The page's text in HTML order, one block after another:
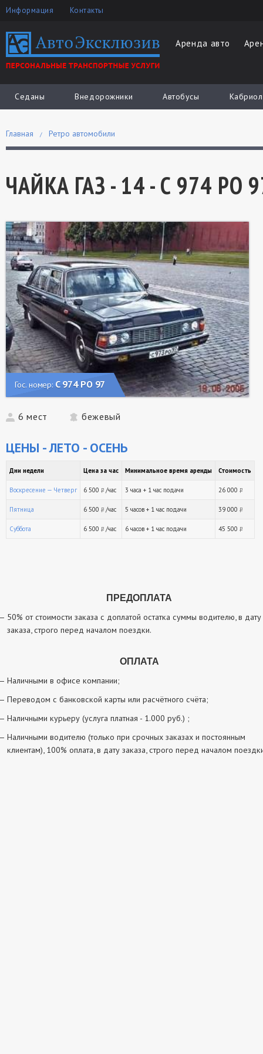
Информация Контакты
Аренда авто
Седаны Внедорожники Автобусы
Главная Ретро автомобили
ЧАЙКА ГАЗ - 14 - C 974 РО
Гос. номер: C 974 РО 97
6 мест бежевый
ЦЕНЫ - ЛЕТО - ОСЕНЬ
Дни недели Цена за час Минимальное время аренды Стоимость
Воскресение — Четверг 6 500 руб.
/час 3 часа + 1 час подачи 26 000
Пятница 6 500 руб.
/час 5 часов + 1 час подачи 39 000
Суббота 6 500 руб.
/час 6 часов + 1 час подачи 45 500
ПРЕДОПЛАТА
50% от стоимости заказа с доплатой остатка суммы водителю, в дату
заказа, строго перед началом поездки.
ОПЛАТА
Наличными в офисе компании;
Переводом с банковской карты или расчётного счёта;
Наличными курьеру (услуга платная - 1.000 руб.) ;
Наличными водителю (только при срочных заказах и постоянным
клиентам), 100% оплата, в дату заказа, строго перед началом